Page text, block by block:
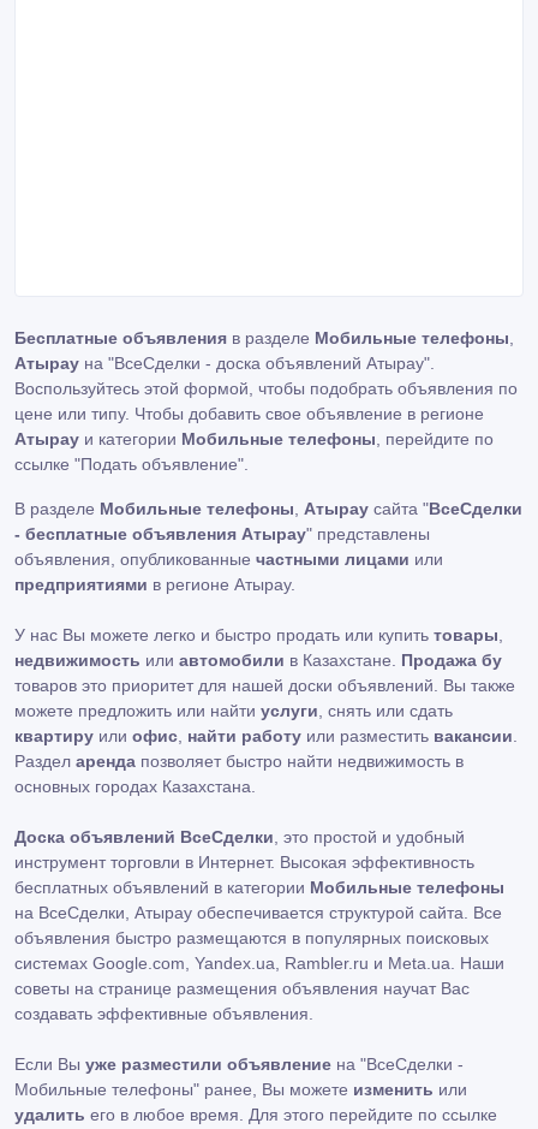
Бесплатные объявления в разделе Мобильные телефоны
Атырау на "ВсеСделки - доска объявлений Атырау".
Воспользуйтесь этой формой, чтобы подобрать объявления по
цене или типу. Чтобы добавить свое объявление в регионе
Атырау и категории Мобильные телефоны , перейдите по
ссылке "Подать объявление"
В разделе Мобильные телефоны Атырау сайта "ВсеСделки
- бесплатные объявления Атырау" представлены
объявления, опубликованные частными лицами или
предприятиями в регионе Атырау.
У нас Вы можете легко и быстро продать или купить товары
недвижимость или автомобили в Казахстане. Продажа бу
товаров это приоритет для нашей доски объявлений. Вы также
можете предложить или найти услуги , снять или сдать
квартиру или офис найти работу или разместить вакансии
Раздел аренда позволяет быстро найти недвижимость в
основных городах Казахстана.
Доска объявлений ВсеСделки , это простой и удобный
инструмент торговли в Интернет. Высокая эффективность
бесплатных объявлений в категории Мобильные телефоны
на ВсеСделки, Атырау обеспечивается структурой сайта. Все
объявления быстро размещаются в популярных поисковых
системах Google.com, Yandex.ua, Rambler.ru и Meta.ua. Наши
советы на странице размещения объявления научат Вас
создавать эффективные объявления.
Если Вы уже разместили объявление на "ВсеСделки -
Мобильные телефоны" ранее, Вы можете изменить или
удалить его в любое время. Для этого перейдите по ссылке